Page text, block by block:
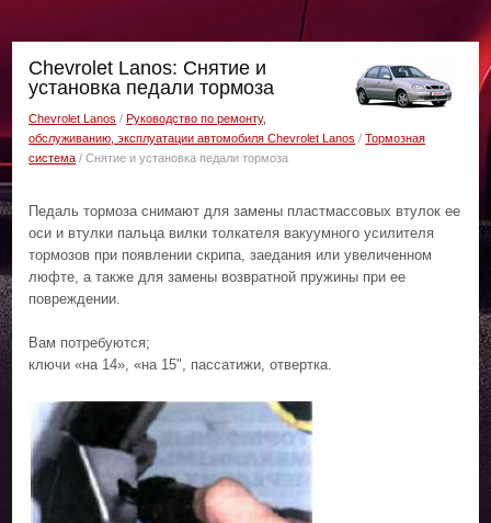
Chevrolet Lanos: Снятие и
установка педали тормоза
Chevrolet Lanos /Руководство по ремонту,
обслуживанию, эксплуатации автомобиля Chevrolet Lanos /Тормозная
система / Снятие и установка педали тормоза
Педаль тормоза снимают для замены пластмассовых втулок ее
оси и втулки пальца вилки толкателя вакуумного усилителя
тормозов при появлении скрипа, заедания или увеличенном
люфте, а также для замены возвратной пружины при ее
повреждении.
Вам потребуются;
ключи «на 14», «на 15", пассатижи, отвертка.